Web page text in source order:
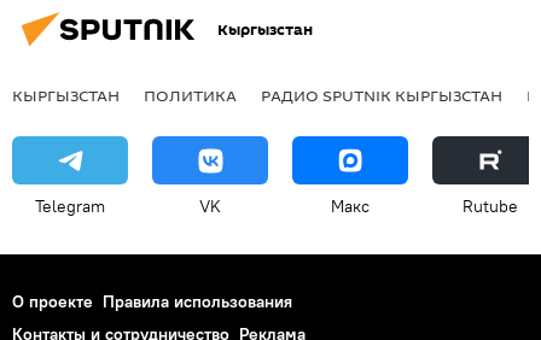
Кыргызстан
КЫРГЫЗСТАН ПОЛИТИКА РАДИО SPUTNIK КЫРГЫЗСТАН
Telegram VK Макс Rutube
О проекте Правила использования
Контакты и сотрудничество Реклама